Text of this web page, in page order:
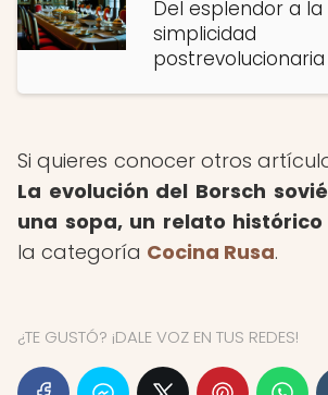
Del esplendor a la
simplicidad
postrevolucionaria
Si quieres conocer otros
La evolución del Borsch
una sopa, un relato histórico
la categoría Cocina Rusa.
¿TE GUSTÓ? ¡DALE VOZ EN TUS REDES!